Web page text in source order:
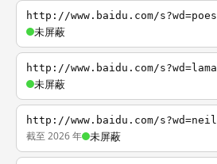
http://www.baidu.com/s?wd=poes
未屏蔽
http://www.baidu.com/s?wd=lama
未屏蔽
http://www.baidu.com/s?wd=neil
截至 2026 年 未屏蔽